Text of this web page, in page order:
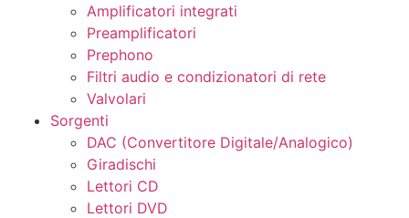
Amplificatori integrati
Preamplificatori
Prephono
Filtri audio e condizionatori di rete
Valvolari
Sorgenti
DAC (Convertitore Digitale/Analogico)
Giradischi
Lettori CD
Lettori DVD